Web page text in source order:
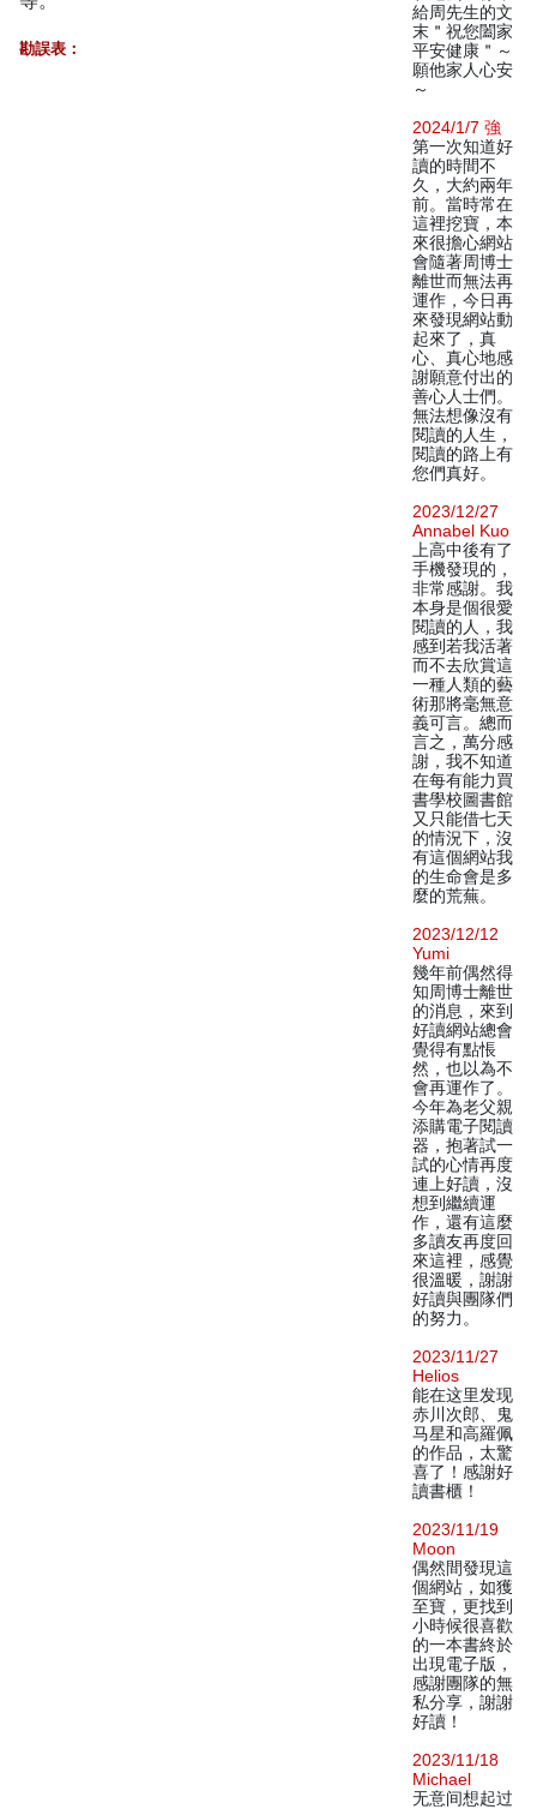
勘誤表：
給周先生的文
末＂祝您闔家
平安健康＂～
願他家人心安
～
2024/1/7 強
第一次知道好
讀的時間不
久，大約兩年
前。當時常在
這裡挖寶，本
來很擔心網站
會隨著周博士
離世而無法再
運作，今日再
來發現網站動
起來了，真
心、真心地感
謝願意付出的
善心人士們。
無法想像沒有
閱讀的人生，
閱讀的路上有
您們真好。
2023/12/27
Annabel Kuo
上高中後有了
手機發現的，
非常感謝。我
本身是個很愛
閱讀的人，我
感到若我活著
而不去欣賞這
一種人類的藝
術那將毫無意
義可言。總而
言之，萬分感
謝，我不知道
在每有能力買
書學校圖書館
又只能借七天
的情況下，沒
有這個網站我
的生命會是多
麼的荒蕪。
2023/12/12
Yumi
幾年前偶然得
知周博士離世
的消息，來到
好讀網站總會
覺得有點悵
然，也以為不
會再運作了。
今年為老父親
添購電子閱讀
器，抱著試一
試的心情再度
連上好讀，沒
想到繼續運
作，還有這麼
多讀友再度回
來這裡，感覺
很溫暖，謝謝
好讀與團隊們
的努力。
2023/11/27
Helios
能在这里发现
赤川次郎、鬼
马星和高羅佩
的作品，太驚
喜了！感謝好
讀書櫃！
2023/11/19
Moon
偶然間發現這
個網站，如獲
至寶，更找到
小時候很喜歡
的一本書終於
出現電子版，
感謝團隊的無
私分享，謝謝
好讀！
2023/11/18
Michael
无意间想起过